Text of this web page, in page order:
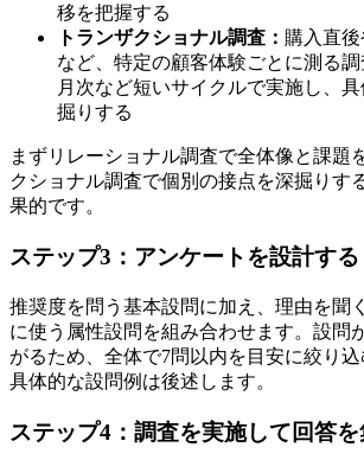
移を把握する
トランザクショナル調査： 購入直
など、特定の顧客体験ごとに測る調
月次など短いサイクルで実施し、
掘りする
まずリレーショナル調査で全体像と課題
クショナル調査で個別の接点を深掘りす
果的です。
ステップ3：アンケートを設計する
推奨度を問う基本設問に加え、理由を聞
に使う属性設問を組み合わせます。設問
がるため、全体で7問以内を目安に絞り込
具体的な設問例は後述します。
ステップ4：調査を実施して回答